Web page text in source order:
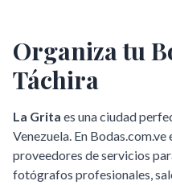
Organiza tu
Táchira
La Grita es una ciudad
Venezuela. En
proveedores de servicios
fotógrafos profesionales,